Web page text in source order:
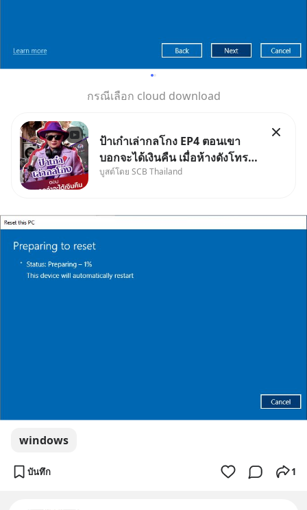
กรณีเลือก cloud download
ป้าเก๋าเล่ากลโกง EP4 ตอนเขา
บอกจะได้เงินคืน เมื่อห้างดังโทร
หาคุณวิยะดา แจ้งเรื่องเคลมสินค้า
บูสต์โดย SCB Thailand
windows
บันทึก 1